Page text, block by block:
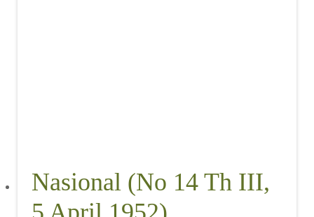
Nasional (No 14 Th III,